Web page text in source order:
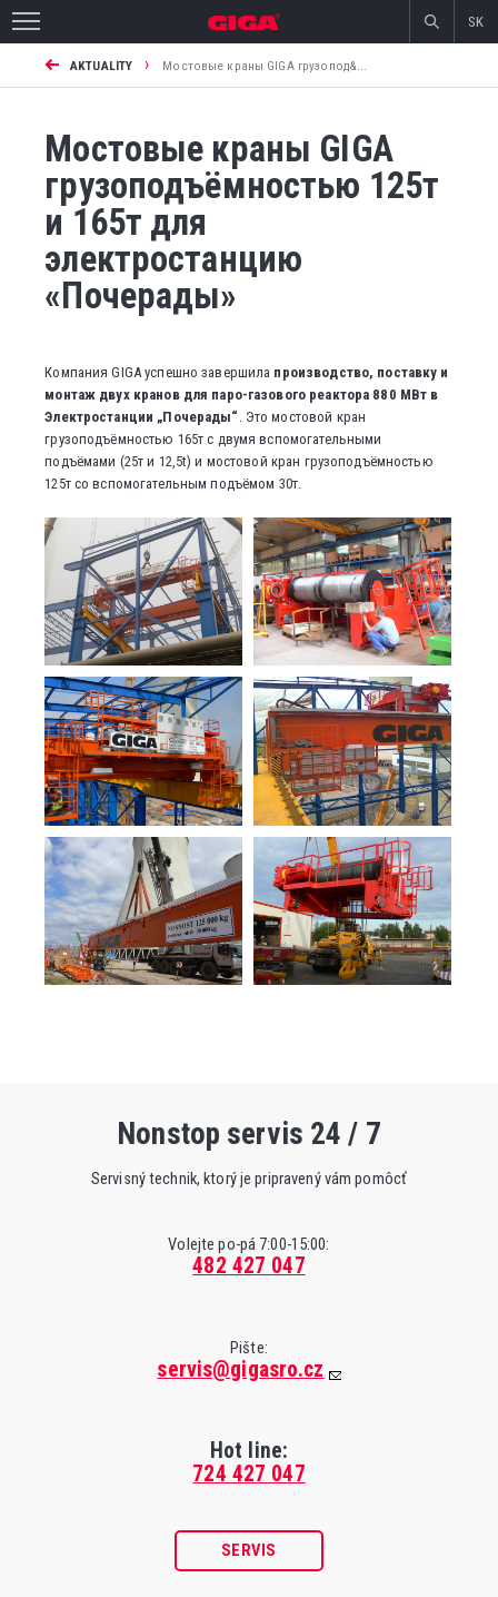
SK
AKTUALITY › Мостовые краны GIGA грузопод&...
Мостовые краны GIGA
грузоподъёмностью 125т
и 165т для
электростанцию
«Почерады»
Компания GIGA успешно завершила производство, поставку и
монтаж двух кранов для паро-газового реактора 880 МВт в
Электростанции „Почерады“ . Это мостовой кран
грузоподъёмностью 165т с двумя вспомогательными
подъёмами (25т и 12,5t) и мостовой кран грузоподъёмностью
125т со вспомогательным подъёмом 30т.
Nonstop servis 24 / 7
Servisný technik, ktorý je pripravený vám pomôcť
Volejte po-pá 7:00-15:00:
482 427 047
Pište:
servis@gigasro.cz
Hot line:
724 427 047
SERVIS